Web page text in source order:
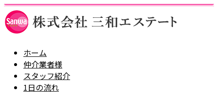
ホーム
仲介業者様
スタッフ紹介
1日の流れ